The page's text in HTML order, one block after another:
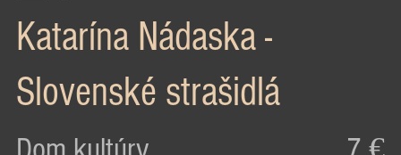
Katarína Nádaska -
Slovenské strašidlá